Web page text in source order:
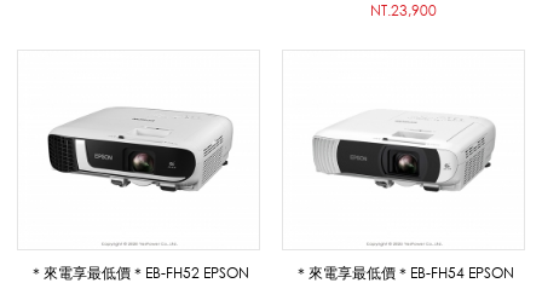
機
_
NT.23,900
＊來電享最低價＊EB-FH52 EPSON
＊來電享最低價＊EB-FH54 EPSON